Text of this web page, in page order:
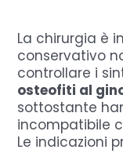
La chirurgia è
conservativo
controllare i
osteofiti al
sottostante
incompatibile
Le indicazioni